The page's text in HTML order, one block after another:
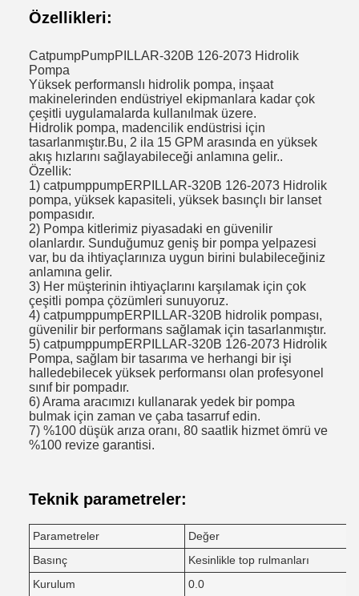
Özellikleri:
CatpumpPumpPILLAR-320B 126-2073 Hidrolik
Pompa
Yüksek performanslı hidrolik pompa, inşaat
makinelerinden endüstriyel ekipmanlara kadar çok
çeşitli uygulamalarda kullanılmak üzere.
Hidrolik pompa, madencilik endüstrisi için
tasarlanmıştır.Bu, 2 ila 15 GPM arasında en yüksek
akış hızlarını sağlayabileceği anlamına gelir..
Özellik:
1) catpumppumpERPILLAR-320B 126-2073 Hidrolik
pompa, yüksek kapasiteli, yüksek basınçlı bir lanset
pompasıdır.
2) Pompa kitlerimiz piyasadaki en güvenilir
olanlardır. Sunduğumuz geniş bir pompa yelpazesi
var, bu da ihtiyaçlarınıza uygun birini bulabileceğiniz
anlamına gelir.
3) Her müşterinin ihtiyaçlarını karşılamak için çok
çeşitli pompa çözümleri sunuyoruz.
4) catpumppumpERPILLAR-320B hidrolik pompası,
güvenilir bir performans sağlamak için tasarlanmıştır.
5) catpumppumpERPILLAR-320B 126-2073 Hidrolik
Pompa, sağlam bir tasarıma ve herhangi bir işi
halledebilecek yüksek performansı olan profesyonel
sınıf bir pompadır.
6) Arama aracımızı kullanarak yedek bir pompa
bulmak için zaman ve çaba tasarruf edin.
7) %100 düşük arıza oranı, 80 saatlik hizmet ömrü ve
%100 revize garantisi.
Teknik parametreler:
Parametreler
Değer
Basınç
Kesinlikle top rulmanları
Kurulum
0.0